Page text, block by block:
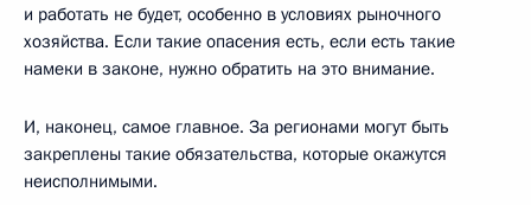
и работать не будет, особенно в условиях рыночного
хозяйства. Если такие опасения есть, если есть такие
намеки в законе, нужно обратить на это внимание.
И, наконец, самое главное. За регионами могут быть
закреплены такие обязательства, которые окажутся
неисполнимыми.